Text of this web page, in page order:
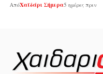
ΑπόΧαϊδάρι Σήμερα5 ημέρες πριν